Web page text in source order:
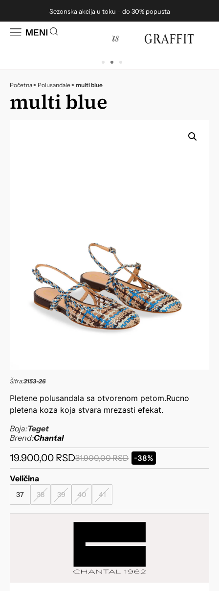
Sezonska akcija u toku - do 30% popusta
Početna> Polusandale> multi blue
multi blue
Šifra:3153-26
Pletene polusandala sa otvorenom petom.Rucno
pletena koza koja stvara mrezasti efekat.
Boja:Teget
Brend:Chantal
31.900,00RSD
19.900,00 RSD -38%
Veličina
37 38 39 40 41